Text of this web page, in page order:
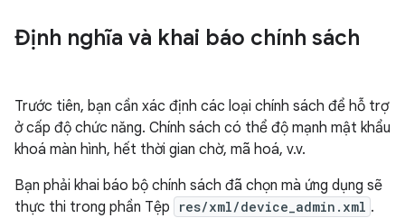
Định nghĩa và khai báo chính sách
Trước tiên, bạn cần xác định các loại chính sách để hỗ trợ
ở cấp độ chức năng. Chính sách có thể độ mạnh mật khẩu
khoá màn hình, hết thời gian chờ, mã hoá, v.v.
Bạn phải khai báo bộ chính sách đã chọn mà ứng dụng sẽ
thực thi trong phần Tệp
res/xml/device_admin.xml .